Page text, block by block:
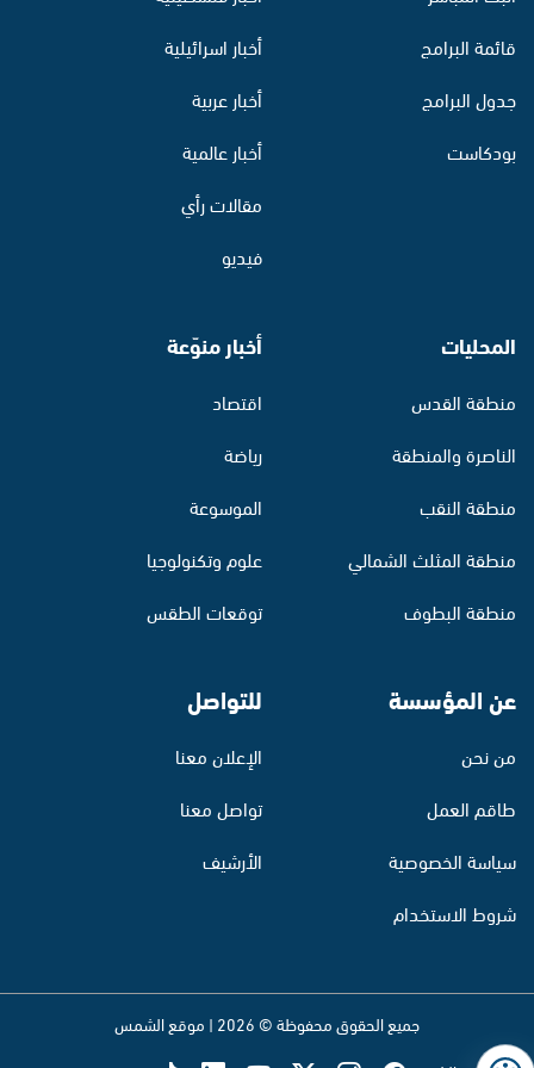
قائمة البرامج
جدول البرامج
بودكاست
أخبار اسرائيلية
أخبار عربية
أخبار عالمية
مقالات رأي
فيديو
المحليات
منطقة القدس
الناصرة والمنطقة
منطقة النقب
منطقة المثلث الشمالي
منطقة البطوف
أخبار منوّعة
اقتصاد
رياضة
الموسوعة
علوم وتكنولوجيا
توقعات الطقس
عن المؤسسة
من نحن
طاقم العمل
سياسة الخصوصية
شروط الاستخدام
للتواصل
الإعلان معنا
تواصل معنا
الأرشيف
جميع الحقوق محفوظة © 2026 | موقع الشمس